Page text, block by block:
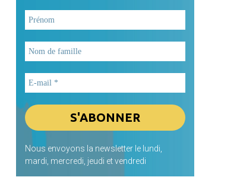
Nous envoyons la newsletter le lundi,
mardi, mercredi, jeudi et vendredi